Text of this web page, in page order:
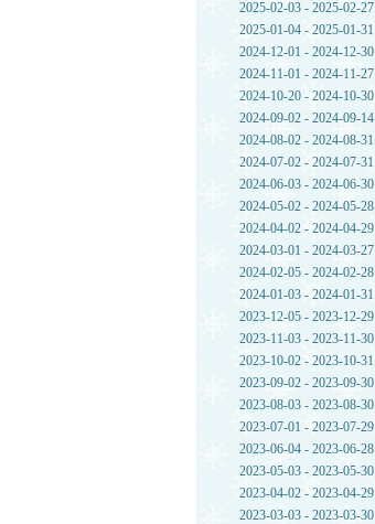
2025-02-03 - 2025-02-27
2025-01-04 - 2025-01-31
2024-12-01 - 2024-12-30
2024-11-01 - 2024-11-27
2024-10-20 - 2024-10-30
2024-09-02 - 2024-09-14
2024-08-02 - 2024-08-31
2024-07-02 - 2024-07-31
2024-06-03 - 2024-06-30
2024-05-02 - 2024-05-28
2024-04-02 - 2024-04-29
2024-03-01 - 2024-03-27
2024-02-05 - 2024-02-28
2024-01-03 - 2024-01-31
2023-12-05 - 2023-12-29
2023-11-03 - 2023-11-30
2023-10-02 - 2023-10-31
2023-09-02 - 2023-09-30
2023-08-03 - 2023-08-30
2023-07-01 - 2023-07-29
2023-06-04 - 2023-06-28
2023-05-03 - 2023-05-30
2023-04-02 - 2023-04-29
2023-03-03 - 2023-03-30